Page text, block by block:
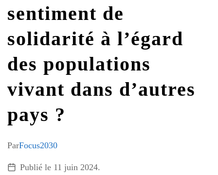
sentiment de
solidarité à l’égard
des populations
vivant dans d’autres
pays ?
ParFocus2030
Publié le 11 juin 2024.